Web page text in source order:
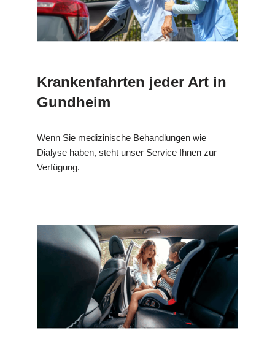
Krankenfahrten jeder Art in
Gundheim
Wenn Sie medizinische Behandlungen wie
Dialyse haben, steht unser Service Ihnen zur
Verfügung.